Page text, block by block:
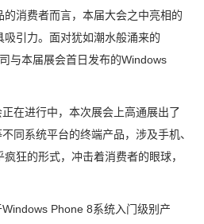
消费者而言，本届大会之中亮相的
引力。面对犹如潮水般涌来的
与本届展会首日发布的Windows
进行中，本次展会上高通展出了
同系统平台的终端产品，涉及手机、
狂的形式，冲击着消费者的眼球，
Phone 8系统入门级别产